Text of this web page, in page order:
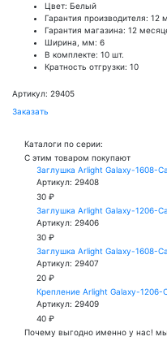
Цвет: Белый
Гарантия производителя: 12
Гарантия магазина: 12
Ширина, мм: 6
В комплекте: 10 шт.
Кратность отгрузки: 10
Артикул: 29405
Заказать
Каталоги по серии:
С этим товаром покупают
Заглушка Arlight Galaxy-1608-
Артикул: 29408
30 ₽
Заглушка Arlight Galaxy-1206-
Артикул: 29406
30 ₽
Заглушка Arlight Galaxy-1608-
Артикул: 29407
20 ₽
Крепление Arlight Galaxy-1206-
Артикул: 29409
40 ₽
Почему выгодноименно у нас! мы